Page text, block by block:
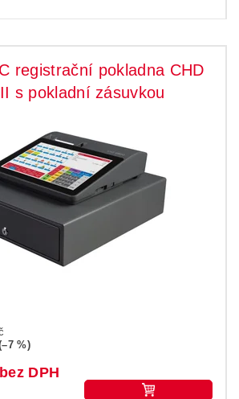
registrační pokladna CHD
s pokladní zásuvkou
%)
36 347,11 Kč bez DPH